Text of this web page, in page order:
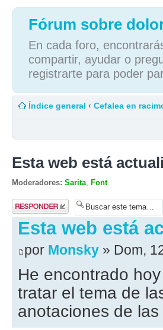
Fórum sobre
En cada foro,
compartir, ayudar o
registrarte para poder
Índice general ‹ Cefalea en
Esta web está
Moderadores: Sarita Font
Publicar una
respuesta
Esta web está
por Monsky » Dom,
He encontrado
tratar el tema de
anotaciones de